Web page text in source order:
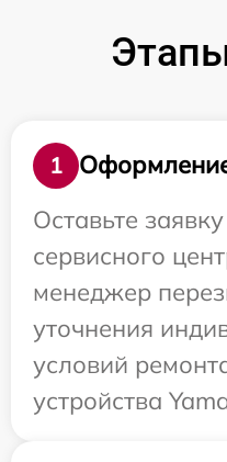
1
Оставьте
сервисного
менеджер
уточнения
условий
устройства